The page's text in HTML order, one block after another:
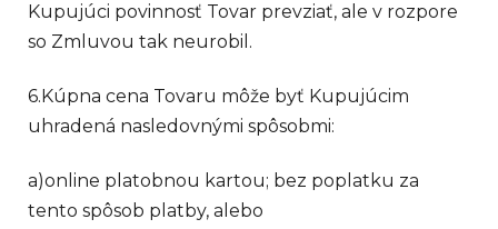
Kupujúci povinnosť Tovar prevziať, ale v rozpore
so Zmluvou tak neurobil.
6.Kúpna cena Tovaru môže byť Kupujúcim
uhradená nasledovnými spôsobmi:
a)online platobnou kartou; bez poplatku za
tento spôsob platby, alebo